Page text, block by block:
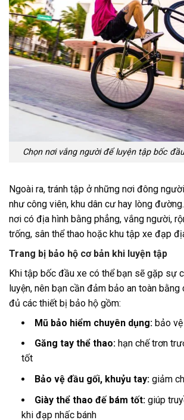
Chọn nơi vắng người để luyện tập bốc
Ngoài ra, tránh tập ở những nơi đông
như công viên, khu dân cư hay lòng
nơi có địa hình bằng phẳng, vắng người,
trống, sân thể thao hoặc khu tập xe đạp
Trang bị bảo hộ cơ bản khi luyện tập
Khi tập bốc đầu xe có thể bạn sẽ gặp sự
luyện, nên bạn cần đảm bảo an toàn
đủ các thiết bị bảo hộ gồm:
Mũ bảo hiểm chuyên dụng:bảo vệ
Găng tay thể thao:hạn chế trơn
tốt
Bảo vệ đầu gối, khuỷu tay:giảm
Giày thể thao đế bám tốt:giúp
khi đạp nhấc bánh